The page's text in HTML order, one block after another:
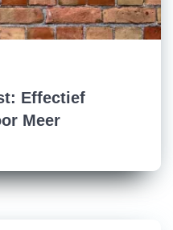
Effectief
Meer